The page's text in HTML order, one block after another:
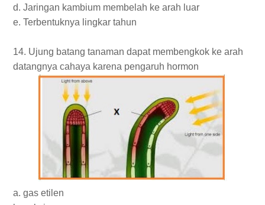
d. Jaringan kambium membelah ke arah luar
e. Terbentuknya lingkar tahun
14. Ujung batang tanaman dapat membengkok ke arah
datangnya cahaya karena pengaruh hormon
a. gas etilen